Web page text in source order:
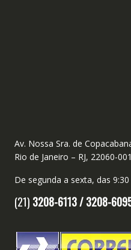
Av. Nossa Sra. de
Rio de Janeiro – RJ, 22060-001
De segunda a sexta, das 9:30
(21) 3208-6113 /3208-